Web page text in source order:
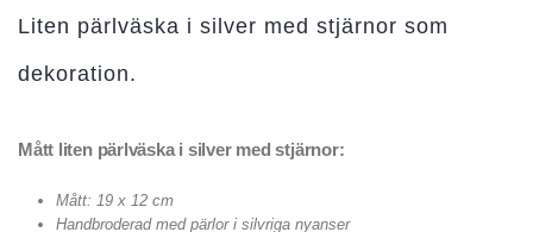
Liten pärlväska i silver med stjärnor som
dekoration.
Mått liten pärlväska i silver med stjärnor:
Mått: 19 x 12 cm
Handbroderad med pärlor i silvriga nyanser